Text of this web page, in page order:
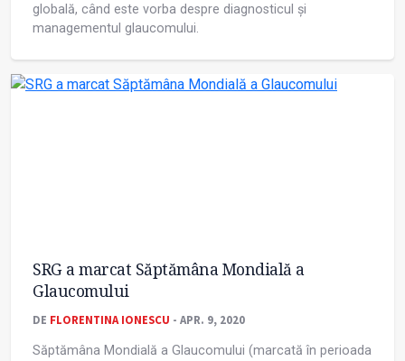
globală, când este vorba despre diagnosticul și
managementul glaucomului.
SRG a marcat Săptămâna Mondială a
Glaucomului
DE FLORENTINA IONESCU - APR. 9, 2020
Săptămâna Mondială a Glaucomului (marcată în perioada